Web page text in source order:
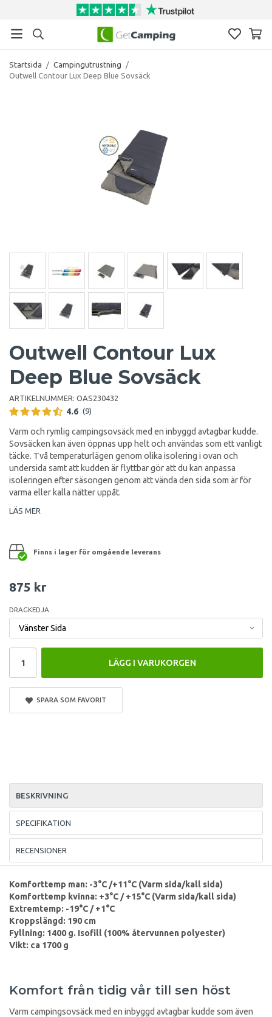
Startsida / Campingutrustning
/
Outwell Contour Lux Deep Blue Sovsäck
Outwell Contour Lux
Deep Blue Sovsäck
ARTIKELNUMMER: OAS230432
4.6 (9)
Varm och rymlig campingsovsäck med en inbyggd avtagbar kudde.
Sovsäcken kan även öppnas upp helt och användas som ett vanligt
täcke. Två temperaturlägen genom olika isolering i ovan och
undersida samt att kudden är flyttbar gör att du kan anpassa
isoleringen efter säsongen genom att vända den sida som är för
varma eller kalla nätter uppåt.
LÄS MER
Finns i lager för omgående leverans
875 kr
DRAGKEDJA
LÄGG I VARUKORGEN
SPARA SOM FAVORIT
BESKRIVNING
SPECIFIKATION
RECENSIONER
Komforttemp man: -3°C /+11°C (Varm sida/kall sida)
Komforttemp kvinna: +3°C / +15°C (Varm sida/kall sida)
Extremtemp: -19°C / +1°C
Kroppslängd: 190 cm
Fyllning: 1400 g. Isofill (100% återvunnen polyester)
Vikt: ca 1700 g
Komfort från tidig vår till sen höst
Varm campingsovsäck med en inbyggd avtagbar kudde som även